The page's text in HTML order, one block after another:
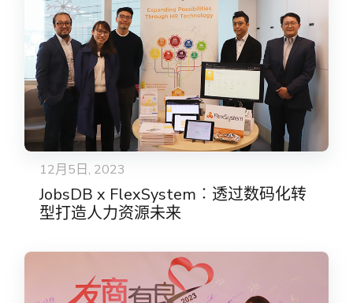
12月5日, 2023
JobsDB x FlexSystem︰透过数码化转
型打造人力资源未来